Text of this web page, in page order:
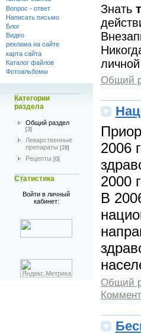
Вопрос - ответ
Написать письмо
Блог
Видео
реклама на сайте
карта сайта
Каталог файлов
Фотоальбомы
Категории
раздела
Общий раздел
[3]
Лекарственные
препараты [29]
Рецепты [0]
Статистика
Войти в личный
кабинет:
Знать
Общий
2006
2000
В
Общий